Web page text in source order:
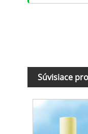
Súvisiace